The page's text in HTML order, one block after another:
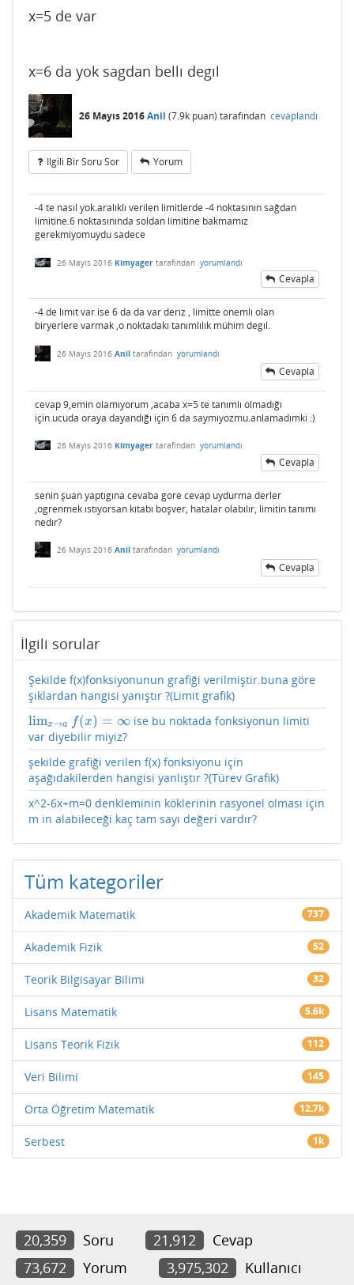
x=5 de var
x=6 da yok sagdan bellı degıl
26 Mayıs 2016Anil (7.9k puan) tarafından cevaplandı
Ilgili Bir Soru Sor Yorum
-4 te nasıl yok.aralıklı verilen limitlerde -4 noktasının sağdan
limitine.6 noktasınında soldan limitine bakmamız
gerekmiyomuydu sadece
26 Mayıs 2016 Kimyager tarafından yorumlandı
Cevapla
-4 de lımıt var ise 6 da da var derız , limitte onemlı olan
biryerlere varmak ,o noktadakı tanımlılık mühim degıl.
26 Mayıs 2016 Anil tarafından yorumlandı
Cevapla
cevap 9,emin olamıyorum ,acaba x=5 te tanımlı olmadığı
için.ucuda oraya dayandığı için 6 da saymıyozmu.anlamadımki :)
26 Mayıs 2016 Kimyager tarafından yorumlandı
Cevapla
senin şuan yaptıgına cevaba gore cevap uydurma derler
,ogrenmek ıstıyorsan kıtabı boşver, hatalar olabılır, limitin tanımı
nedır?
26 Mayıs 2016 Anil tarafından yorumlandı
Cevapla
İlgili sorular
Şekilde f(x)fonksiyonunun grafiği verilmiştir.buna göre
şıklardan hangisi yanıştır ?(Limit grafik)
limx→a f(x) = ∞
limx→a (x)=∞
ise bu noktada fonksiyonun limiti
var diyebilir miyiz?
şekilde grafiği verilen f(x) fonksiyonu için
aşağıdakilerden hangisi yanlıştır ?(Türev Grafik)
x^2-6x+m=0 denkleminin köklerinin rasyonel olması için
m in alabileceği kaç tam sayı değeri vardır?
Tüm kategoriler
Akademik Matematik 737
Akademik Fizik 52
Teorik Bilgisayar Bilimi 32
Lisans Matematik 5.6k
Lisans Teorik Fizik 112
Veri Bilimi 145
Orta Öğretim Matematik 12.7k
Serbest 1k
20,359 Soru 21,912
Cevap
73,672
Yorum 3,975,302 Kullanıcı